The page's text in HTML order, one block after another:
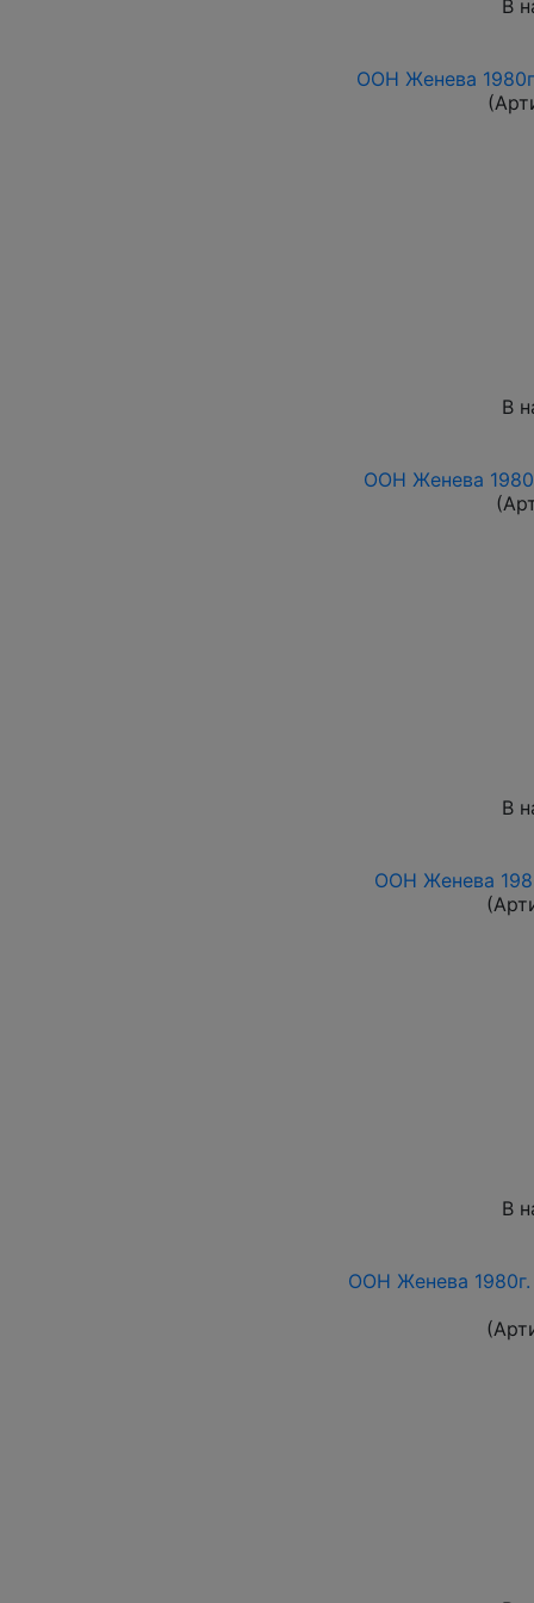
В
ООН Женева
В
ООН Женева
В
ООН Женева
В
ООН Женева